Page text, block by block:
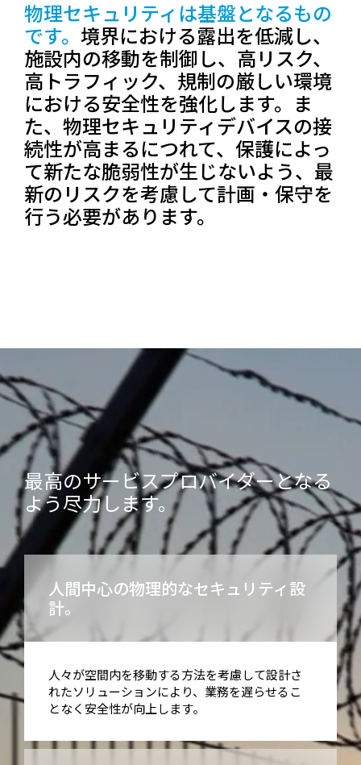
物理セキュリティは基盤となるもの
です。 境界における露出を低減し、
施設内の移動を制御し、高リスク、
高トラフィック、規制の厳しい環境
における安全性を強化します。ま
た、物理セキュリティデバイスの接
続性が高まるにつれて、保護によっ
て新たな脆弱性が生じないよう、最
新のリスクを考慮して計画・保守を
行う必要があります。
最高のサービスプロバイダーとなる
よう尽力します。
人間中心の物理的なセキュリティ設
計。
人々が空間内を移動する方法を考慮して設計さ
れたソリューションにより、業務を遅らせるこ
となく安全性が向上します。